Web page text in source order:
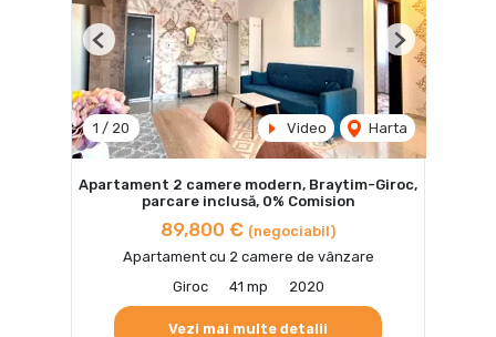
1 / 20 Video Harta
Previous Next
Apartament 2 camere modern, Braytim-Giroc,
parcare inclusă, 0% Comision
89,800 € (negociabil)
Apartament cu 2 camere de vânzare
Giroc
41 mp 2020
Vezi mai multe detalii